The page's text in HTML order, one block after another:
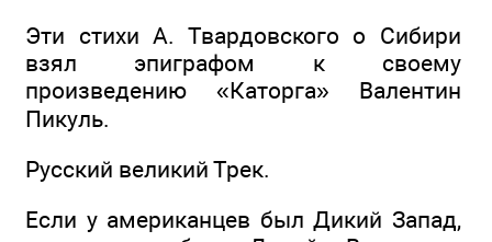
Эти стихи А. Твардовского о Сибири
взял эпиграфом к своему
произведению «Каторга» Валентин
Пикуль.
Русский великий Трек.
Если у американцев был Дикий Запад,